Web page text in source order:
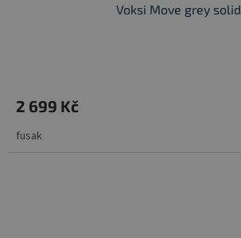
Voksi Move grey solid
2 699 Kč
fusak